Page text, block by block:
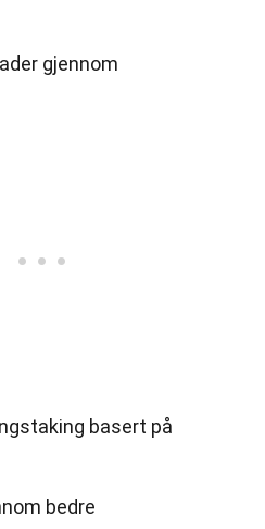
gjennom
basert på
bedre